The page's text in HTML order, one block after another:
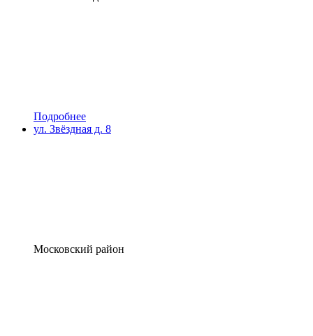
Подробнее
ул. Звёздная д. 8
Московский район